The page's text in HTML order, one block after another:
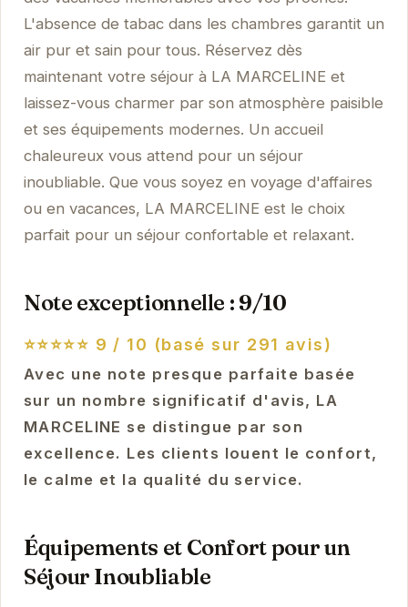
L'absence de tabac dans les chambres garantit un
air pur et sain pour tous. Réservez dès
maintenant votre séjour à LA MARCELINE et
laissez-vous charmer par son atmosphère paisible
et ses équipements modernes. Un accueil
chaleureux vous attend pour un séjour
inoubliable. Que vous soyez en voyage d'affaires
ou en vacances, LA MARCELINE est le choix
parfait pour un séjour confortable et relaxant.
Note exceptionnelle : 9/10
⭐⭐⭐⭐⭐ 9 / 10 (basé sur 291 avis)
Avec une note presque parfaite basée
sur un nombre significatif d'avis, LA
MARCELINE se distingue par son
excellence. Les clients louent le confort,
le calme et la qualité du service.
Équipements et Confort pour un
Séjour Inoubliable